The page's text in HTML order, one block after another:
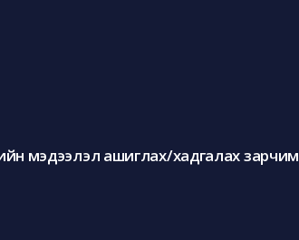
ашиглах/хадгалах зарчим